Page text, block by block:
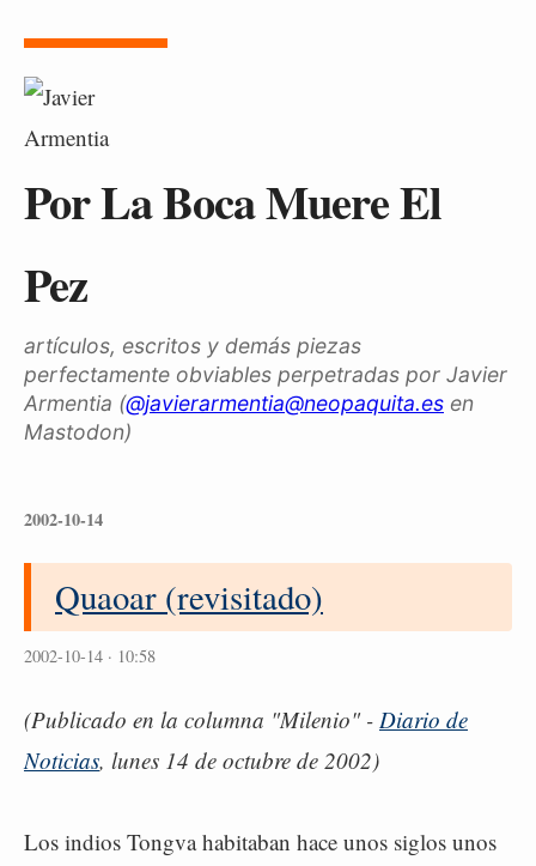
Por La Boca Muere El
Pez
artículos, escritos y demás piezas
perfectamente obviables perpetradas por Javier
Armentia (@javierarmentia@neopaquita.es en
Mastodon)
2002-10-14
Quaoar (revisitado)
2002-10-14 · 10:58
(Publicado en la columna "Milenio" - Diario de
Noticias, lunes 14 de octubre de 2002)
Los indios Tongva habitaban hace unos siglos unos